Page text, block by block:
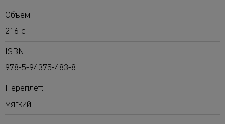
Объем:
216 с.
ISBN:
978-5-94375-483-8
Переплет:
мягкий